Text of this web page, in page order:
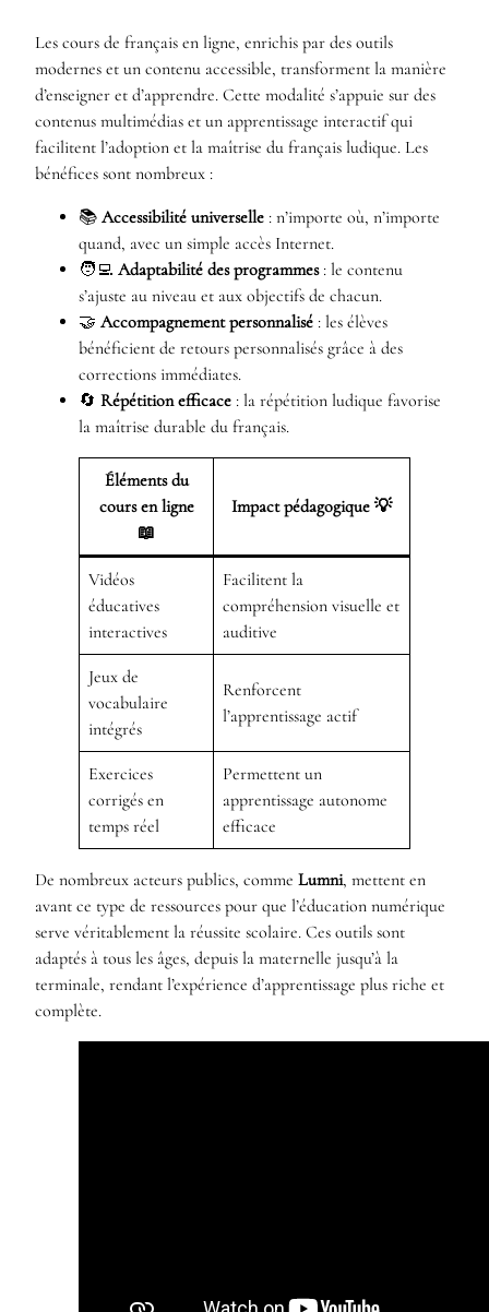
Les cours de français en ligne, enrichis par des outils
modernes et un contenu accessible, transforment la manière
d’enseigner et d’apprendre. Cette modalité s’appuie sur des
contenus multimédias et un apprentissage interactif qui
facilitent l’adoption et la maîtrise du français ludique. Les
bénéfices sont nombreux :
📚 Accessibilité universelle : n’importe où, n’importe
quand, avec un simple accès Internet.
🧑‍💻 Adaptabilité des programmes: le contenu
s’ajuste au niveau et aux objectifs de chacun.
🤝 Accompagnement personnalisé : les élèves
bénéficient de retours personnalisés grâce à des
corrections immédiates.
🔄 Répétition efficace : la répétition ludique favorise
la maîtrise durable du français.
Éléments du
cours en ligne
📖
Impact pédagogique 💡
Vidéos
éducatives
interactives
Facilitent la
compréhension visuelle et
auditive
Jeux de
vocabulaire
intégrés
Renforcent
l’apprentissage actif
Exercices
corrigés en
temps réel
Permettent un
apprentissage autonome
efficace
De nombreux acteurs publics, comme Lumni, mettent en
avant ce type de ressources pour que l’éducation numérique
serve véritablement la réussite scolaire. Ces outils sont
adaptés à tous les âges, depuis la maternelle jusqu’à la
terminale, rendant l’expérience d’apprentissage plus riche et
complète.